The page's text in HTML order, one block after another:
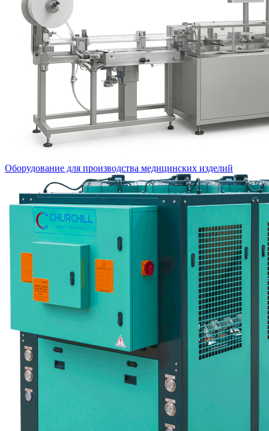
Оборудование для производства медицинских изделий